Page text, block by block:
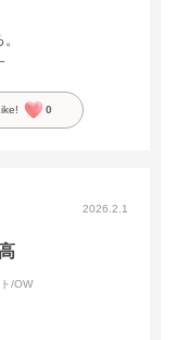
0
2026.2.1
/OW